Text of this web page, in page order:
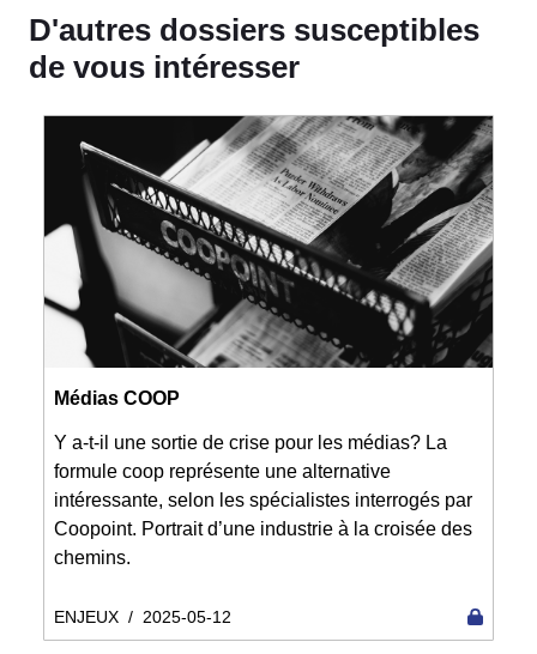
D'autres dossiers susceptibles
de vous intéresser
Médias COOP
Y a-t-il une sortie de crise pour les médias? La
formule coop représente une alternative
intéressante, selon les spécialistes interrogés par
Coopoint. Portrait d’une industrie à la croisée des
chemins.
ENJEUX / 2025-05-12